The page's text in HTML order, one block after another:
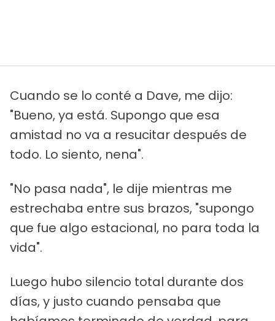
Cuando se lo conté a Dave, me dijo:
"Bueno, ya está. Supongo que esa
amistad no va a resucitar después de
todo. Lo siento, nena".
"No pasa nada", le dije mientras me
estrechaba entre sus brazos, "supongo
que fue algo estacional, no para toda la
vida".
Luego hubo silencio total durante dos
días, y justo cuando pensaba que